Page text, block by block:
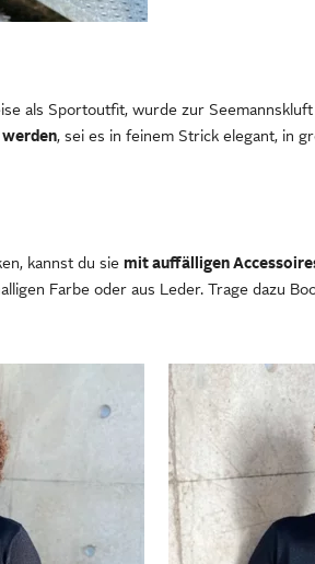
als Sportoutfit, wurde zur
werden, sei es in feinem Strick elegant, in
kannst du siemit auffälligen
Farbe oder aus Leder. Trage dazu